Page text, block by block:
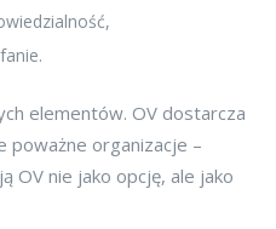
elementów. OV dostarcza
poważne organizacje –
OV nie jako opcję, ale jako